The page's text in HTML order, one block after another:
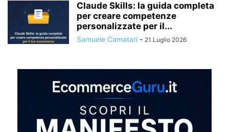
Claude Skills: la guida completa
per creare competenze
personalizzate per il...
Samuele Camatari - 21 Luglio 2026